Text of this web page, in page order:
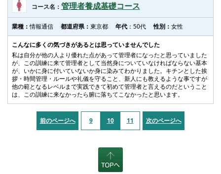
コース名： 管理者養成基礎コース
業種：情報通信 都道府県： 東京都 年代：50代 性別： 女性
こんなに多くの気づきがあるとは思っていませんでした
私は自分が他の人より優れた点があって管理者になったと思っていました
が、この訓練に来て管理者として当然身についていなければならない基本
が、いかに身に付いていないか身に染みてわかりました。キチンとした挨
拶・時間管理・ルールや礼儀を守ること、新人にも教えるような事ですが
他の範となるレベルまで実践できて初めて管理者と言えるのだということ
は、この訓練に来なかったら腑に落ちてこなかったと思います。
前のページへ 9 10 11 次のページへ